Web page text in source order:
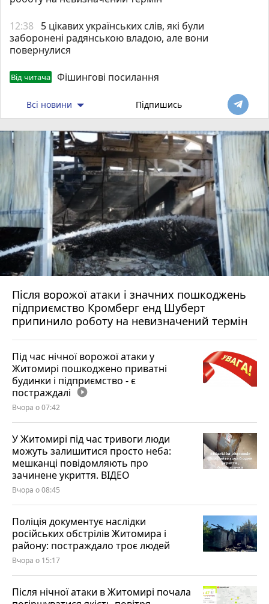
12:38
5 цікавих українських слів, які були
заборонені радянською владою, але вони
повернулися
Від читача Фішингові посилання
Всі новини Підпишись
Після ворожої атаки і значних пошкоджень
підприємство Кромберг енд Шуберт
припинило роботу на невизначений термін
Під час нічної ворожої атаки у
Житомирі пошкоджено приватні
будинки і підприємство - є
постраждалі play_circle_filled
Вчора о 07:42
У Житомирі під час тривоги люди
можуть залишитися просто неба:
мешканці повідомляють про
зачинене укриття. ВІДЕО
Вчора о 08:45
Поліція документує наслідки
російських обстрілів Житомира і
району: постраждало троє людей
Вчора о 15:17
Після нічної атаки в Житомирі почала